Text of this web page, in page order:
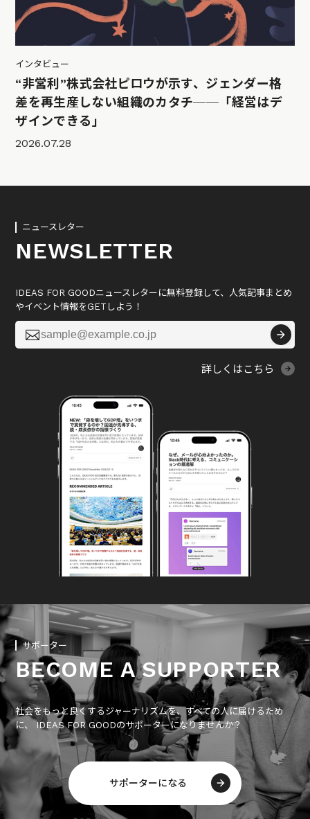
インタビュー
“非営利”株式会社ピロウが示す、ジェンダー格
差を再生産しない組織のカタチ──「経営はデ
ザインできる」
2026.07.28
ニュースレター
NEWSLETTER
IDEAS FOR GOODニュースレターに無料登録して、人気記事まとめ
やイベント情報をGETしよう！

詳しくはこちら
サポーター
BECOME A SUPPORTER
社会をもっと良くするジャーナリズムを、すべての人に届けるため
に、 IDEAS FOR GOODのサポーターになりませんか？
サポーターになる